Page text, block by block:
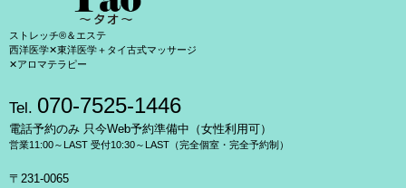
ストレッチ®＆エステ
西洋医学✕東洋医学＋タイ古式マッサージ
✕アロマテラピー
Tel. 070-7525-1446
電話予約のみ 只今Web予約準備中（女性利用可）
営業11:00～LAST 受付10:30～LAST（完全個室・完全予約制）
〒231-0065